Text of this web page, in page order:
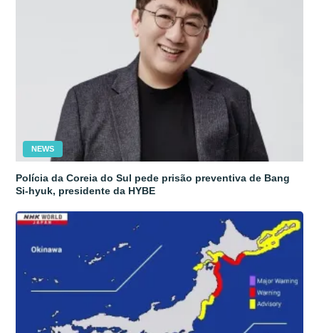
NEWS
Polícia da Coreia do Sul pede prisão preventiva de Bang
Si-hyuk, presidente da HYBE